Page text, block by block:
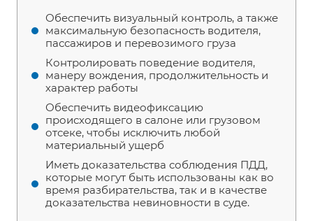
Обеспечить визуальный контроль, а также
максимальную безопасность водителя,
пассажиров и перевозимого груза
Контролировать поведение водителя,
манеру вождения, продолжительность и
характер работы
Обеспечить видеофиксацию
происходящего в салоне или грузовом
отсеке, чтобы исключить любой
материальный ущерб
Иметь доказательства соблюдения ПДД,
которые могут быть использованы как во
время разбирательства, так и в качестве
доказательства невиновности в суде.